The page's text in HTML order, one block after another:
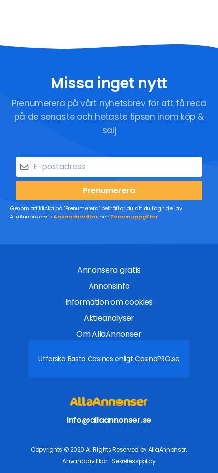
Missa inget nytt
Prenumerera på vårt nyhetsbrev för att få reda
på de senaste och hetaste tipsen inom köp &
sälj
Prenumerera
Genom att klicka på "Prenumerera" bekräftar du att du tagit del av
AllaAnnonsers´sAnvändarvillkoroch Personuppgifter
Annonsera gratis
Annonsinfo
Information om cookies
Aktieanalyser
Om AllaAnnonser
Utforska Bästa Casinos enligtCasinoPRO.se
info@allaannonser.se
Copyrights © 2020 All Rights Reserved by AllaAnnonser.
Användarvillkor
Sekretesspolicy